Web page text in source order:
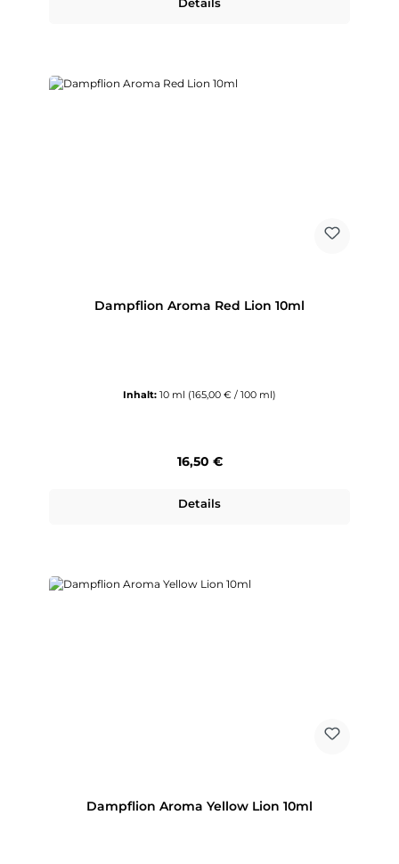
Details
Dampflion Aroma Red Lion 10ml
Inhalt: 10 ml (165,00 € / 100 ml)
Regulärer Preis:
16,50 €
Details
Dampflion Aroma Yellow Lion 10ml